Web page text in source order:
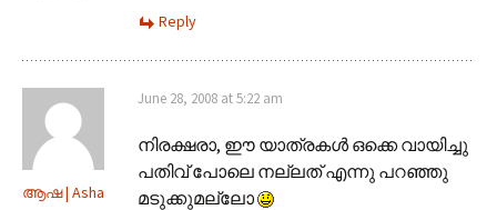
Reply
ആഷ | Asha
June 28, 2008 at 5:22 am
നിരക്ഷരാ, ഈ യാത്രകള്‍ ഒക്കെ വായിച്ചു
പതിവ് പോലെ നല്ലത് എന്നു പറഞ്ഞു
മടുക്കുമല്ലോ